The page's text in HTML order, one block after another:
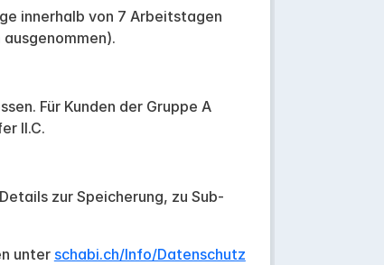
innerhalb von 7 Arbeitstagen
Für Kunden der Gruppe A
II.C.
zur Speicherung, zu Sub-
unter schabi.ch/Info/Datenschutz